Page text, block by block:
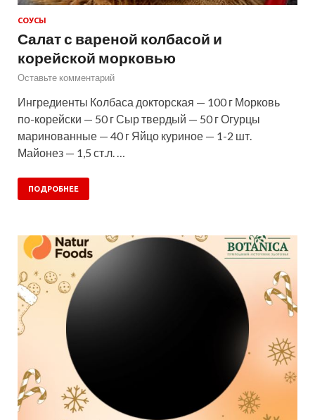
СОУСЫ
Салат с вареной колбасой и
корейской морковью
Оставьте комментарий
Ингредиенты Колбаса докторская — 100 г Морковь
по-корейски — 50 г Сыр твердый — 50 г Огурцы
маринованные — 40 г Яйцо куриное — 1-2 шт.
Майонез — 1,5 ст.л. …
ПОДРОБНЕЕ